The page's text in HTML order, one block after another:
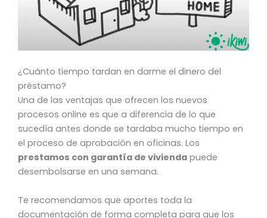
¿Cuánto tiempo tardan en darme el dinero del
préstamo?
Una de las ventajas que ofrecen los nuevos
procesos online es que a diferencia de lo que
sucedía antes donde se tardaba mucho tiempo en
el proceso de aprobación en oficinas. Los
prestamos con garantía de vivienda puede
desembolsarse en una semana.
Te recomendamos que aportes toda la
documentación de forma completa para que los